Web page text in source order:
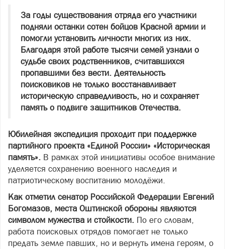
За годы существования отряда его участники
подняли останки сотен бойцов Красной армии и
помогли установить личности многих из них.
Благодаря этой работе тысячи семей узнали о
судьбе своих родственников, считавшихся
пропавшими без вести. Деятельность
поисковиков не только восстанавливает
историческую справедливость, но и сохраняет
память о подвиге защитников Отечества.
Юбилейная экспедиция проходит при поддержке
партийного проекта «Единой России» «Историческая
память». В рамках этой инициативы особое внимание
уделяется сохранению военного наследия и
патриотическому воспитанию молодёжи.
Как отметил сенатор Российской Федерации Евгений
Богомазов, места Оштинской обороны являются
символом мужества и стойкости. По его словам,
работа поисковых отрядов помогает не только
предать земле павших, но и вернуть имена героям, о